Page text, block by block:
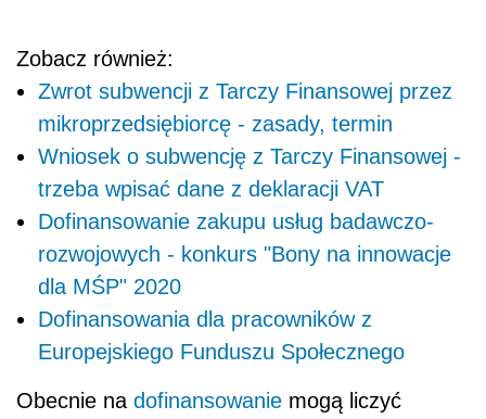
Zobacz również:
Zwrot subwencji z Tarczy Finansowej przez
mikroprzedsiębiorcę - zasady, termin
Wniosek o subwencję z Tarczy Finansowej -
trzeba wpisać dane z deklaracji VAT
Dofinansowanie zakupu usług badawczo-
rozwojowych - konkurs "Bony na innowacje
dla MŚP" 2020
Dofinansowania dla pracowników z
Europejskiego Funduszu Społecznego
Obecnie na dofinansowanie mogą liczyć